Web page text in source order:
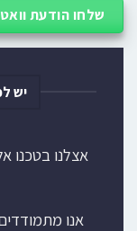
שלחו הודעת וואטסאפ 052-
יש
אצלנו בטכנו
אנו